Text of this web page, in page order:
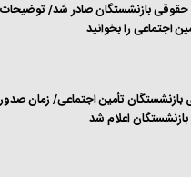
حقوقی بازنشستگان صادر شد/ توضیحات
اجتماعی را بخوانید
بازنشستگان تأمین اجتماعی/ زمان صدور
اعلام شد